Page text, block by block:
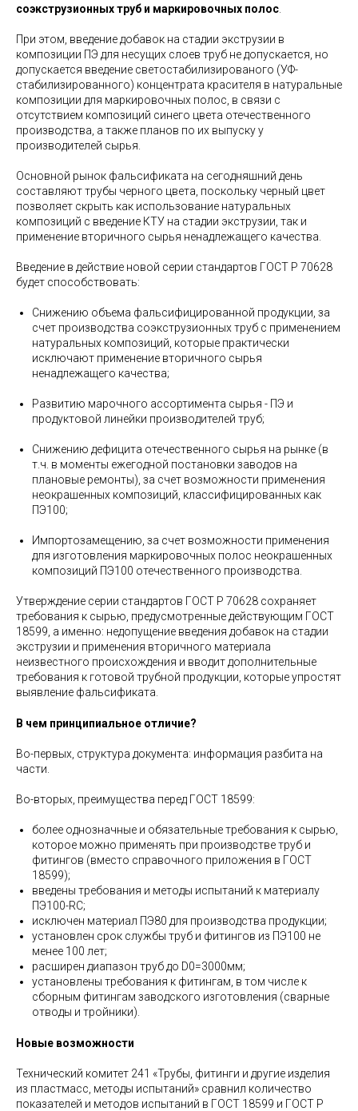
соэкструзионных труб и маркировочных полос
При этом, введение добавок на стадии экструзии в
композиции ПЭ для несущих слоев труб не допускается, но
допускается введение светостабилизированого (УФ-
стабилизированного) концентрата красителя в натуральные
композиции для маркировочных полос, в связи с
отсутствием композиций синего цвета отечественного
производства, а также планов по их выпуску у
производителей сырья.
Основной рынок фальсификата на сегодняшний день
составляют трубы черного цвета, поскольку черный цвет
позволяет скрыть как использование натуральных
композиций с введение КТУ на стадии экструзии, так и
применение вторичного сырья ненадлежащего качества.
Введение в действие новой серии стандартов ГОСТ Р 70628
будет способствовать:
Снижению объема фальсифицированной продукции, за
счет производства соэкструзионных труб с применением
натуральных композиций, которые практически
исключают применение вторичного сырья
ненадлежащего качества;
Развитию марочного ассортимента сырья - ПЭ и
продуктовой линейки производителей труб;
Снижению дефицита отечественного сырья на рынке (в
т.ч. в моменты ежегодной постановки заводов на
плановые ремонты), за счет возможности применения
неокрашенных композиций, классифицированных как
ПЭ100;
Импортозамещению, за счет возможности применения
для изготовления маркировочных полос неокрашенных
композиций ПЭ100 отечественного производства.
Утверждение серии стандартов ГОСТ Р 70628 сохраняет
требования к сырью, предусмотренные действующим ГОСТ
18599, а именно: недопущение введения добавок на стадии
экструзии и применения вторичного материала
неизвестного происхождения и вводит дополнительные
требования к готовой трубной продукции, которые упростят
выявление фальсификата.
В чем принципиальное отличие?
Во-первых, структура документа: информация разбита на
части.
Во-вторых, преимущества перед ГОСТ 18599:
более однозначные и обязательные требования к сырью,
которое можно применять при производстве труб и
фитингов (вместо справочного приложения в ГОСТ
18599);
введены требования и методы испытаний к материалу
ПЭ100-RC;
исключен материал ПЭ80 для производства продукции;
установлен срок службы труб и фитингов из ПЭ100 не
менее 100 лет;
расширен диапазон труб до D0=3000мм;
установлены требования к фитингам, в том числе к
сборным фитингам заводского изготовления (сварные
отводы и тройники).
Новые возможности
Технический комитет 241 «Трубы, фитинги и другие изделия
из пластмасс, методы испытаний» сравнил количество
показателей и методов испытаний в ГОСТ 18599 и ГОСТ Р